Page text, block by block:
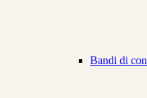
Bandi di